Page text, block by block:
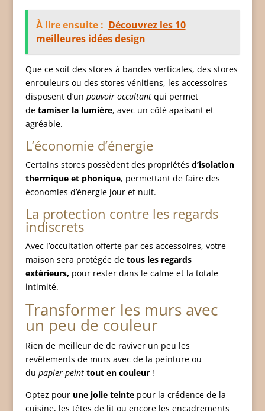
À lire ensuite : Découvrez les 10
meilleures idées design
Que ce soit des stores à bandes verticales, des stores
enrouleurs ou des stores vénitiens, les accessoires
disposent d’un pouvoir occultantqui permet
de tamiser la lumière, avec un côté apaisant et
agréable.
L’économie d’énergie
Certains stores possèdent des propriétés d’isolation
thermique et phonique, permettant de faire des
économies d’énergie jour et nuit.
La protection contre les regards
indiscrets
Avec l’occultation offerte par ces accessoires, votre
maison sera protégée de tous les regards
extérieurs, pour rester dans le calme et la totale
intimité.
Transformer les murs avec
un peu de couleur
Rien de meilleur de de raviver un peu les
revêtements de murs avec de la peinture ou
du papier-peint tout en couleur!
Optez pour une jolie teintepour la crédence de la
cuisine, les têtes de lit ou encore les encadrements